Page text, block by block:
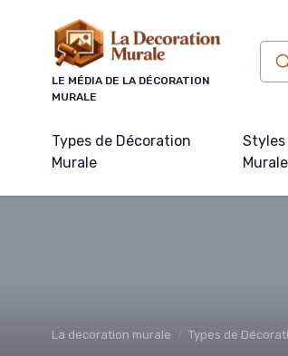
LE MÉDIA DE LA DÉCORATION
MURALE
Types de Décoration
Murale
Murale
La decoration murale Types de